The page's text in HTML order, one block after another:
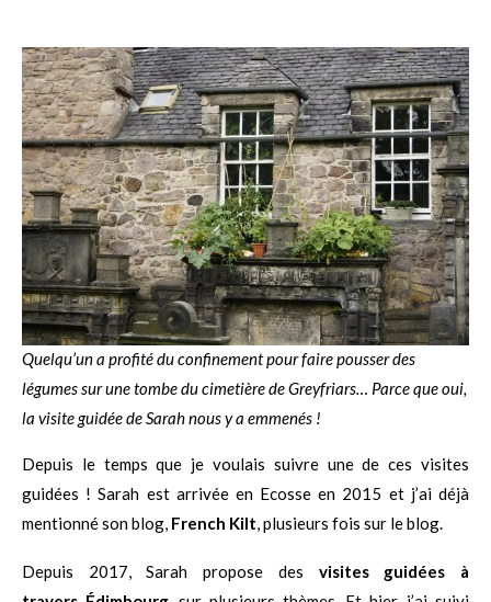
Quelqu’un a profité du confinement pour faire pousser des
légumes sur une tombe du cimetière de Greyfriars… Parce que oui,
la visite guidée de Sarah nous y a emmenés !
Depuis le temps que je voulais suivre une de ces visites
guidées ! Sarah est arrivée en Ecosse en 2015 et j’ai déjà
mentionné son blog, French Kilt, plusieurs fois sur le blog.
Depuis 2017, Sarah propose des visites guidées à